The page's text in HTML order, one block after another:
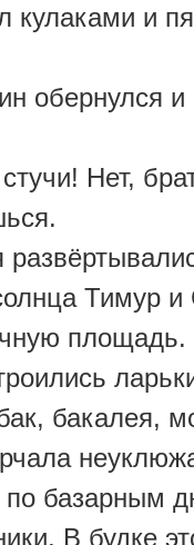
кулаками и
обернулся
Нет,
Тимур и
площадь.
бакалея,
по базарным
В будке